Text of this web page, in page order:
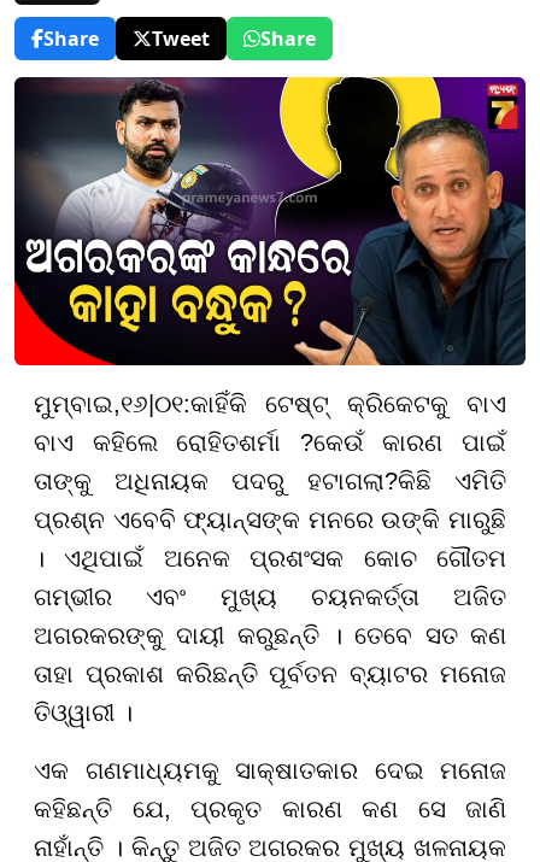
Share
Tweet Share
ମୁମ୍ବାଇ,୧୬|୦୧:କାହିଁକି ଟେଷ୍ଟ୍ କ୍ରିକେଟକୁ ବାଏ
ବାଏ କହିଲେ ରୋହିତଶର୍ମା ?କେଉଁ କାରଣ ପାଇଁ
ତାଙ୍କୁ ଅଧିନାୟକ ପଦରୁ ହଟାଗଲା?କିଛି ଏମିତି
ପ୍ରଶ୍ନ ଏବେବି ଫ୍ୟାନ୍ସଙ୍କ ମନରେ ଉଙ୍କି ମାରୁଛି
। ଏଥିପାଇଁ ଅନେକ ପ୍ରଶଂସକ କୋଚ ଗୌତମ
ଗମ୍ଭୀର ଏବଂ ମୁଖ୍ୟ ଚୟନକର୍ତ୍ତା ଅଜିତ
ଅଗରକରଙ୍କୁ ଦାୟୀ କରୁଛନ୍ତି । ତେବେ ସତ କଣ
ତାହା ପ୍ରକାଶ କରିଛନ୍ତି ପୂର୍ବତନ ବ୍ୟାଟର ମନୋଜ
ତିଓ୍ୱାରୀ ।
ଏକ ଗଣମାଧ୍ୟମକୁ ସାକ୍ଷାତକାର ଦେଇ ମନୋଜ
କହିଛନ୍ତି ଯେ, ପ୍ରକୃତ କାରଣ କଣ ସେ ଜାଣି
ନାହାଁନ୍ତି । କିନ୍ତୁ ଅଜିତ ଅଗରକର ମୁଖ୍ୟ ଖଳନାୟକ